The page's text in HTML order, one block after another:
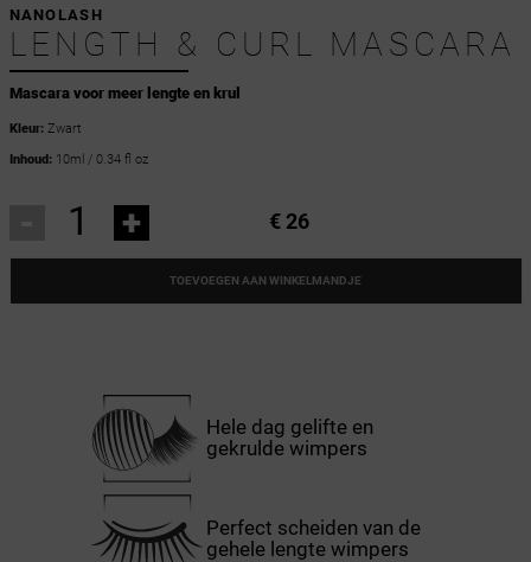
Mascara voor meer lengte en krul
NANOLASH
LENGTH & CURL MASCARA
Kleur: Zwart
Inhoud: 10ml / 0.34 fl oz
+ € 26
TOEVOEGEN AAN WINKELMANDJE
Hele dag gelifte en
gekrulde wimpers
Perfect scheiden van de
gehele lengte wimpers